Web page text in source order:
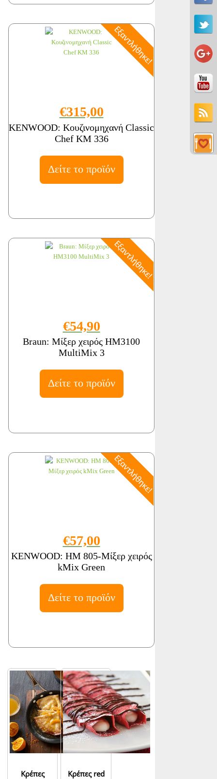
€315,00
KENWOOD: Κουζινομηχανή Classic
Chef KM 336
Δείτε το προϊόν
€54,90
Braun: Μίξερ χειρός HM3100
MultiMix 3
Δείτε το προϊόν
€57,00
KENWOOD: HM 805-Μίξερ χειρός
kMix Green
Δείτε το προϊόν
Κρέπες
Κρέπες red